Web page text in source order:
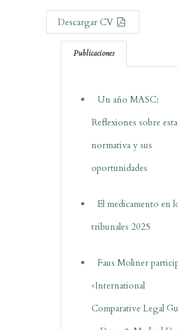
Descargar CV
Publicaciones
Un año MASC:
Reflexiones sobre esta
normativa y sus
oportunidades
El medicamento en
tribunales 2025
Faus Moliner
«International
Comparative Legal